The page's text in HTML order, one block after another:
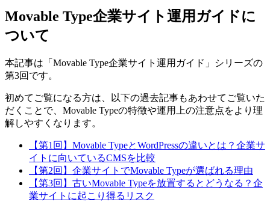
Movable Type企業サイト運用ガイドに
ついて
本記事は「Movable Type企業サイト運用ガイド」シリーズの
第3回です。
初めてご覧になる方は、以下の過去記事もあわせてご覧いた
だくことで、Movable Typeの特徴や運用上の注意点をより理
解しやすくなります。
【第1回】Movable TypeとWordPressの違いとは？企業サ
イトに向いているCMSを比較
【第2回】企業サイトでMovable Typeが選ばれる理由
【第3回】古いMovable Typeを放置するとどうなる？企
業サイトに起こり得るリスク